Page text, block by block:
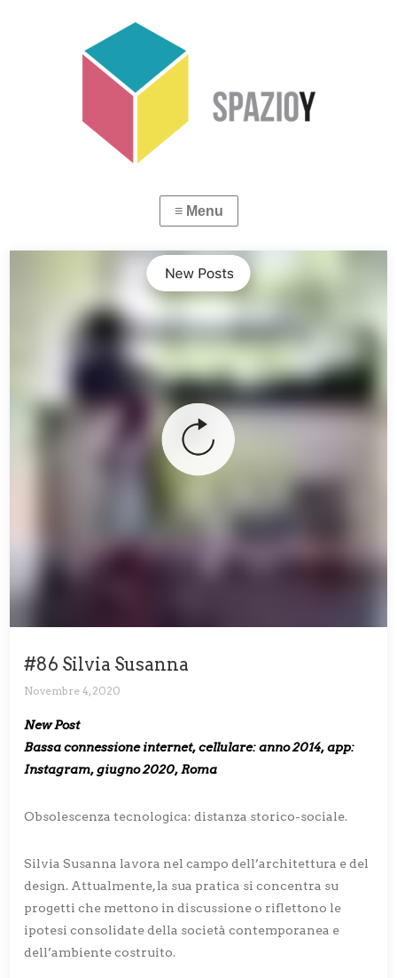
#86 Silvia Susanna
Novembre 4, 2020
New Post
Bassa connessione internet, cellulare: anno 2014, app:
Instagram, giugno 2020, Roma
Obsolescenza tecnologica: distanza storico-sociale.
Silvia Susanna lavora nel campo dell’architettura e del
design. Attualmente, la sua pratica si concentra su
progetti che mettono in discussione o riflettono le
ipotesi consolidate della società contemporanea e
dell’ambiente costruito.